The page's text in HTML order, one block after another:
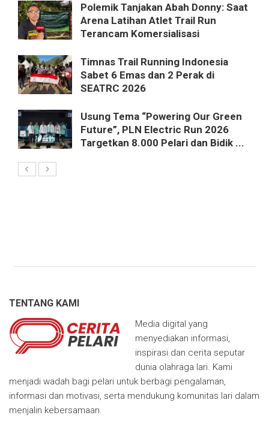
Polemik Tanjakan Abah Donny: Saat
Arena Latihan Atlet Trail Run
Terancam Komersialisasi
Timnas Trail Running Indonesia
Sabet 6 Emas dan 2 Perak di
SEATRC 2026
Usung Tema “Powering Our Green
Future”, PLN Electric Run 2026
Targetkan 8.000 Pelari dan Bidik ...
TENTANG KAMI
Media digital yang
menyediakan informasi,
inspirasi dan cerita seputar
dunia olahraga lari. Kami
menjadi wadah bagi pelari untuk berbagi pengalaman,
informasi dan motivasi, serta mendukung komunitas lari dalam
menjalin kebersamaan.